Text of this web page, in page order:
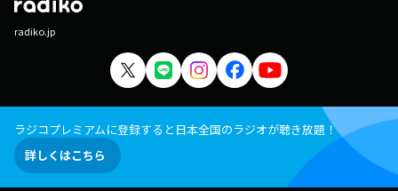
radiko.jp
ラジコプレミアムに登録すると日本全国のラジオが聴き放題！
詳しくはこちら